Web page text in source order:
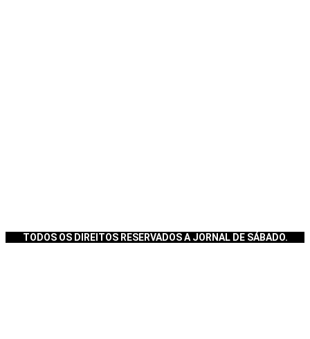
TODOS OS DIREITOS RESERVADOS A JORNAL DE SÁBADO.